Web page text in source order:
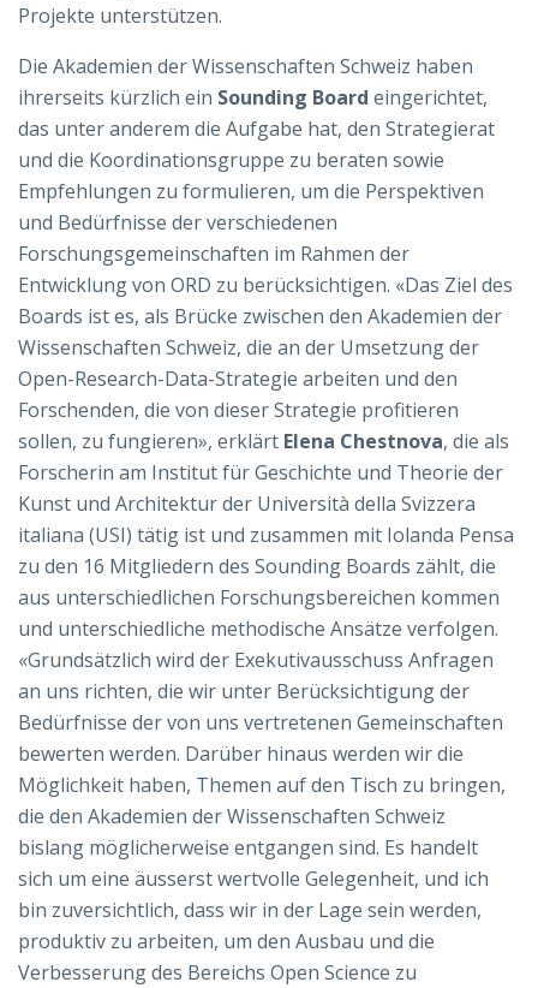
Projekte unterstützen.
Die Akademien der Wissenschaften Schweiz haben
ihrerseits kürzlich ein Sounding Board eingerichtet,
das unter anderem die Aufgabe hat, den Strategierat
und die Koordinationsgruppe zu beraten sowie
Empfehlungen zu formulieren, um die Perspektiven
und Bedürfnisse der verschiedenen
Forschungsgemeinschaften im Rahmen der
Entwicklung von ORD zu berücksichtigen. «Das Ziel des
Boards ist es, als Brücke zwischen den Akademien der
Wissenschaften Schweiz, die an der Umsetzung der
Open-Research-Data-Strategie arbeiten und den
Forschenden, die von dieser Strategie profitieren
sollen, zu fungieren», erklärt Elena Chestnova, die als
Forscherin am Institut für Geschichte und Theorie der
Kunst und Architektur der Università della Svizzera
italiana (USI) tätig ist und zusammen mit Iolanda Pensa
zu den 16 Mitgliedern des Sounding Boards zählt, die
aus unterschiedlichen Forschungsbereichen kommen
und unterschiedliche methodische Ansätze verfolgen.
«Grundsätzlich wird der Exekutivausschuss Anfragen
an uns richten, die wir unter Berücksichtigung der
Bedürfnisse der von uns vertretenen Gemeinschaften
bewerten werden. Darüber hinaus werden wir die
Möglichkeit haben, Themen auf den Tisch zu bringen,
die den Akademien der Wissenschaften Schweiz
bislang möglicherweise entgangen sind. Es handelt
sich um eine äusserst wertvolle Gelegenheit, und ich
bin zuversichtlich, dass wir in der Lage sein werden,
produktiv zu arbeiten, um den Ausbau und die
Verbesserung des Bereichs Open Science zu